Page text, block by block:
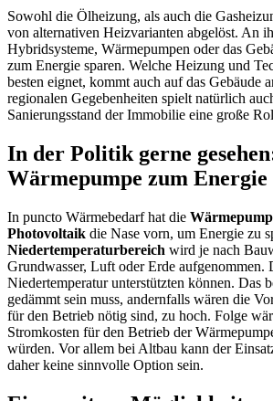
Sowohl die Ölheizung, als auch die
von alternativen Heizvarianten abgelöst. An
Hybridsysteme, Wärmepumpen oder das
zum Energie sparen. Welche Heizung und
besten eignet, kommt auch auf das Gebäude
regionalen Gegebenheiten spielt natürlich
Sanierungsstand der Immobilie eine große
In der Politik gerne
Wärmepumpe zum Energie
In puncto Wärmebedarf hat die
Photovoltaik die Nase vorn, um Energie zu
Niedertemperaturbereich wird je nach
Grundwasser, Luft oder Erde aufgenommen.
Niedertemperatur unterstützten können. Das
gedämmt sein muss, andernfalls wären die
für den Betrieb nötig sind, zu hoch. Folge
Stromkosten für den Betrieb der
würden. Vor allem bei Altbau kann der
daher keine sinnvolle Option sein.